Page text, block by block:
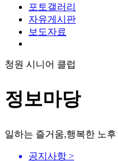
포토갤러리
자유게시판
보도자료
청원 시니어 클럽
정보마당
일하는 즐거움,행복한 노후
공지사항 >